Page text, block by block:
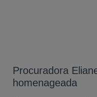
Procuradora
homenageada